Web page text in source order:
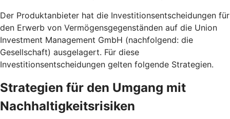
Der Produktanbieter hat die Investitionsentscheidungen für
den Erwerb von Vermögensgegenständen auf die Union
Investment Management GmbH (nachfolgend: die
Gesellschaft) ausgelagert. Für diese
Investitionsentscheidungen gelten folgende Strategien.
Strategien für den Umgang mit
Nachhaltigkeitsrisiken